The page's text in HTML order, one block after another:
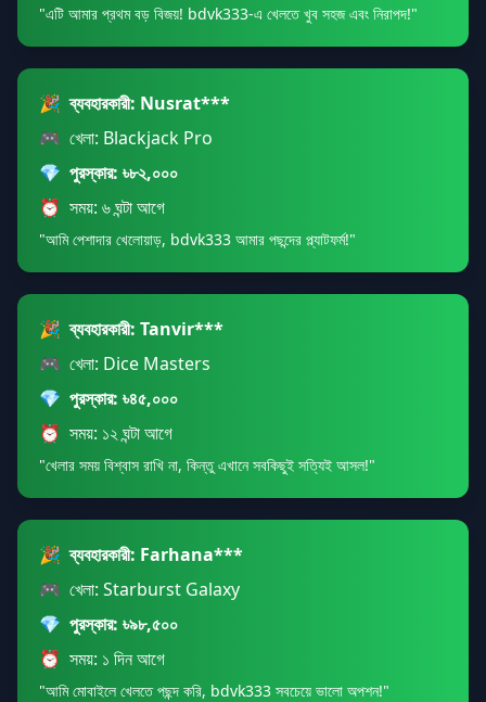
"এটি আমার প্রথম বড় বিজয়! bdvk333-এ খেলতে খুব সহজ এবং নিরাপদ!"
🎉 ব্যবহারকারী: Nusrat***
🎮 খেলা: Blackjack Pro
💎 পুরস্কার: ৳৮২,০০০
⏰ সময়: ৬ ঘন্টা আগে
"আমি পেশাদার খেলোয়াড়, bdvk333 আমার পছন্দের প্ল্যাটফর্ম!"
🎉 ব্যবহারকারী: Tanvir***
🎮 খেলা: Dice Masters
💎 পুরস্কার: ৳৪৫,০০০
⏰ সময়: ১২ ঘন্টা আগে
"খেলার সময় বিশ্বাস রাখি না, কিন্তু এখানে সবকিছুই সত্যিই আসল!"
🎉 ব্যবহারকারী: Farhana***
🎮 খেলা: Starburst Galaxy
💎 পুরস্কার: ৳৯৮,৫০০
⏰ সময়: ১ দিন আগে
"আমি মোবাইলে খেলতে পছন্দ করি, bdvk333 সবচেয়ে ভালো অপশন!"